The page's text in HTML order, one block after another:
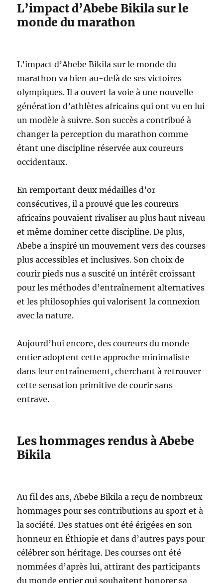
L’impact d’Abebe Bikila sur le
monde du marathon
L’impact d’Abebe Bikila sur le monde du
marathon va bien au-delà de ses victoires
olympiques. Il a ouvert la voie à une nouvelle
génération d’athlètes africains qui ont vu en lui
un modèle à suivre. Son succès a contribué à
changer la perception du marathon comme
étant une discipline réservée aux coureurs
occidentaux.
En remportant deux médailles d’or
consécutives, il a prouvé que les coureurs
africains pouvaient rivaliser au plus haut niveau
et même dominer cette discipline. De plus,
Abebe a inspiré un mouvement vers des courses
plus accessibles et inclusives. Son choix de
courir pieds nus a suscité un intérêt croissant
pour les méthodes d’entraînement alternatives
et les philosophies qui valorisent la connexion
avec la nature.
Aujourd’hui encore, des coureurs du monde
entier adoptent cette approche minimaliste
dans leur entraînement, cherchant à retrouver
cette sensation primitive de courir sans
entrave.
Les hommages rendus à Abebe
Bikila
Au fil des ans, Abebe Bikila a reçu de nombreux
hommages pour ses contributions au sport et à
la société. Des statues ont été érigées en son
honneur en Éthiopie et dans d’autres pays pour
célébrer son héritage. Des courses ont été
nommées d’après lui, attirant des participants
du monde entier qui souhaitent honorer sa